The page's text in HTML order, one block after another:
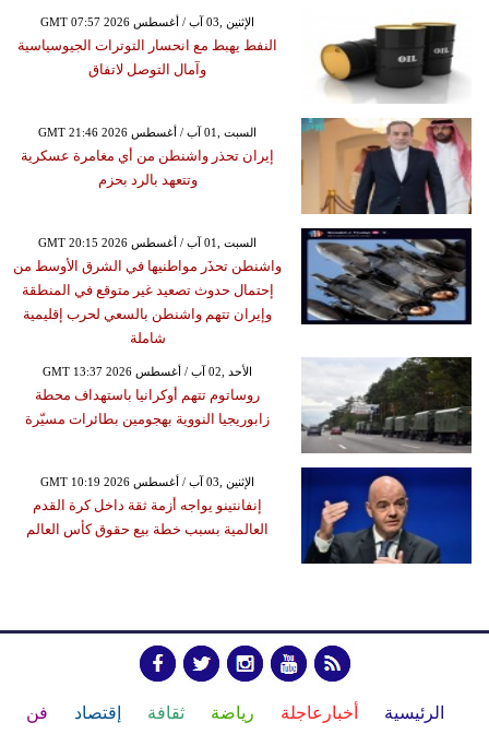
GMT 07:57 2026 الإثنين ,03 آب / أغسطس
النفط يهبط مع انحسار التوترات الجيوسياسية
وآمال التوصل لاتفاق
GMT 21:46 2026 السبت ,01 آب / أغسطس
إيران تحذر واشنطن من أي مغامرة عسكرية
وتتعهد بالرد بحزم
GMT 20:15 2026 السبت ,01 آب / أغسطس
واشنطن تحذَر مواطنيها في الشرق الأوسط من
إحتمال حدوث تصعيد غير متوقع في المنطقة
وإيران تتهم واشنطن بالسعي لحرب إقليمية
شاملة
GMT 13:37 2026 الأحد ,02 آب / أغسطس
روساتوم تتهم أوكرانيا باستهداف محطة
زابوريجيا النووية بهجومين بطائرات مسيّرة
GMT 10:19 2026 الإثنين ,03 آب / أغسطس
إنفانتينو يواجه أزمة ثقة داخل كرة القدم
العالمية بسبب خطة بيع حقوق كأس العالم
الرئيسية أخبارعاجلة رياضة ثقافة إقتصاد فن